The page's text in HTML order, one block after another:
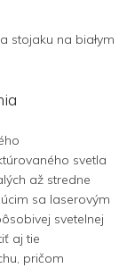
svetla
až stredne
sa laserovým
svetelnej
aj tie
pričom